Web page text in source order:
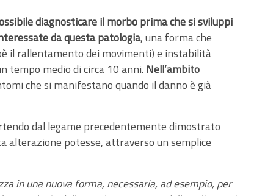
diagnosticare il morbo prima che si sviluppi
da questa patologia, una forma che
il rallentamento dei movimenti) e instabilità
tempo medio di circa 10 anni. Nell’ambito
che si manifestano quando il danno è già
dal legame precedentemente dimostrato
alterazione potesse, attraverso un semplice
in una nuova forma, necessaria, ad esempio, per